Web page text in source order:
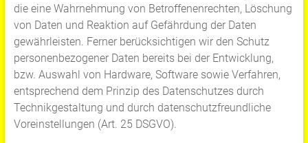
die eine Wahrnehmung von Betroffenenrechten, Löschung
von Daten und Reaktion auf Gefährdung der Daten
gewährleisten. Ferner berücksichtigen wir den Schutz
personenbezogener Daten bereits bei der Entwicklung,
bzw. Auswahl von Hardware, Software sowie Verfahren,
entsprechend dem Prinzip des Datenschutzes durch
Technikgestaltung und durch datenschutzfreundliche
Voreinstellungen (Art. 25 DSGVO).